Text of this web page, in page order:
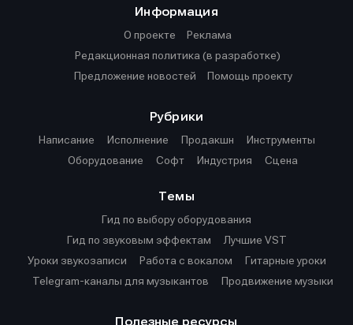
Информация
О проекте
Реклама
Редакционная политика (в разработке)
Предложение новостей
Помощь проекту
Рубрики
Написание
Исполнение Продакшн
Инструменты
Оборудование
Софт Индустрия Сцена
Темы
Гид по выбору оборудования
Гид по звуковым эффектам
Лучшие VST
Уроки звукозаписи
Работа с вокалом
Гитарные уроки
Telegram-каналы для музыкантов
Продвижение музыки
Полезные ресурсы